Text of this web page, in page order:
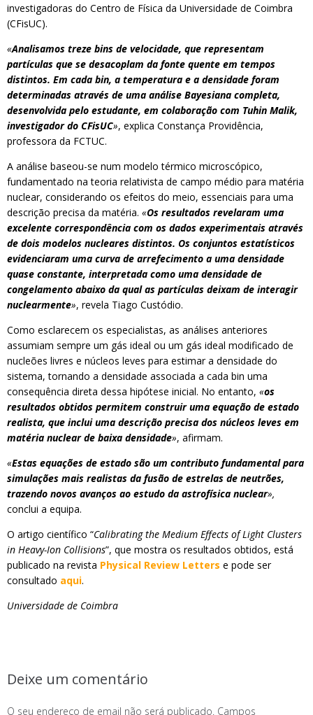
investigadoras do Centro de Física da Universidade de Coimbra
(CFisUC).
«Analisamos treze bins de velocidade, que representam
partículas que se desacoplam da fonte quente em tempos
distintos. Em cada bin, a temperatura e a densidade foram
determinadas através de uma análise Bayesiana completa,
desenvolvida pelo estudante, em colaboração com Tuhin Malik,
investigador do CFisUC», explica Constança Providência,
professora da FCTUC.
A análise baseou-se num modelo térmico microscópico,
fundamentado na teoria relativista de campo médio para matéria
nuclear, considerando os efeitos do meio, essenciais para uma
descrição precisa da matéria. «Os resultados revelaram uma
excelente correspondência com os dados experimentais através
de dois modelos nucleares distintos. Os conjuntos estatísticos
evidenciaram uma curva de arrefecimento a uma densidade
quase constante, interpretada como uma densidade de
congelamento abaixo da qual as partículas deixam de interagir
nuclearmente», revela Tiago Custódio.
Como esclarecem os especialistas, as análises anteriores
assumiam sempre um gás ideal ou um gás ideal modificado de
nucleões livres e núcleos leves para estimar a densidade do
sistema, tornando a densidade associada a cada bin uma
consequência direta dessa hipótese inicial. No entanto, «os
resultados obtidos permitem construir uma equação de estado
realista, que inclui uma descrição precisa dos núcleos leves em
matéria nuclear de baixa densidade», afirmam.
«Estas equações de estado são um contributo fundamental para
simulações mais realistas da fusão de estrelas de neutrões,
trazendo novos avanços ao estudo da astrofísica nuclear»,
conclui a equipa.
O artigo científico “Calibrating the Medium Effects of Light Clusters
in Heavy-Ion Collisions”, que mostra os resultados obtidos, está
publicado na revista Physical Review Letters e pode ser
consultado aqui.
Universidade de Coimbra
Deixe um comentário
O seu endereço de email não será publicado. Campos